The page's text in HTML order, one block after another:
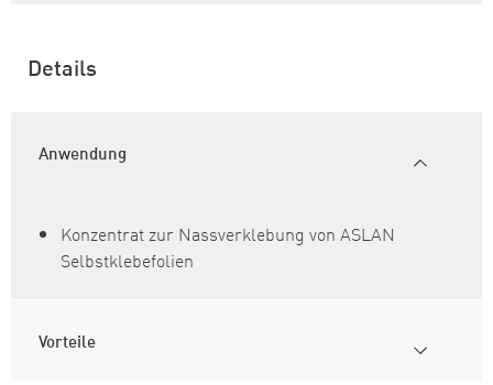
Details
Anwendung
Konzentrat zur Nassverklebung von ASLAN
Selbstklebefolien
Vorteile